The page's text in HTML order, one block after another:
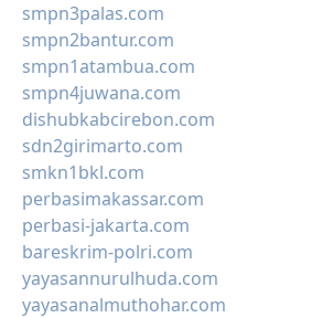
smpn3palas.com
smpn2bantur.com
smpn1atambua.com
smpn4juwana.com
dishubkabcirebon.com
sdn2girimarto.com
smkn1bkl.com
perbasimakassar.com
perbasi-jakarta.com
bareskrim-polri.com
yayasannurulhuda.com
yayasanalmuthohar.com